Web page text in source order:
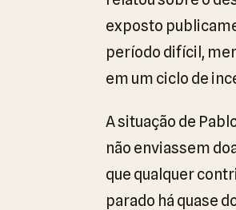
exposto
período difícil,
em um ciclo de
A situação de
não enviassem
que qualquer
parado há quase